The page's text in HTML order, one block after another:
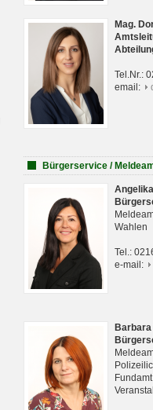
Mag.
Tel.Nr.:
email:
Bürgerservice /
Wahlen
Tel.:
e-mail: